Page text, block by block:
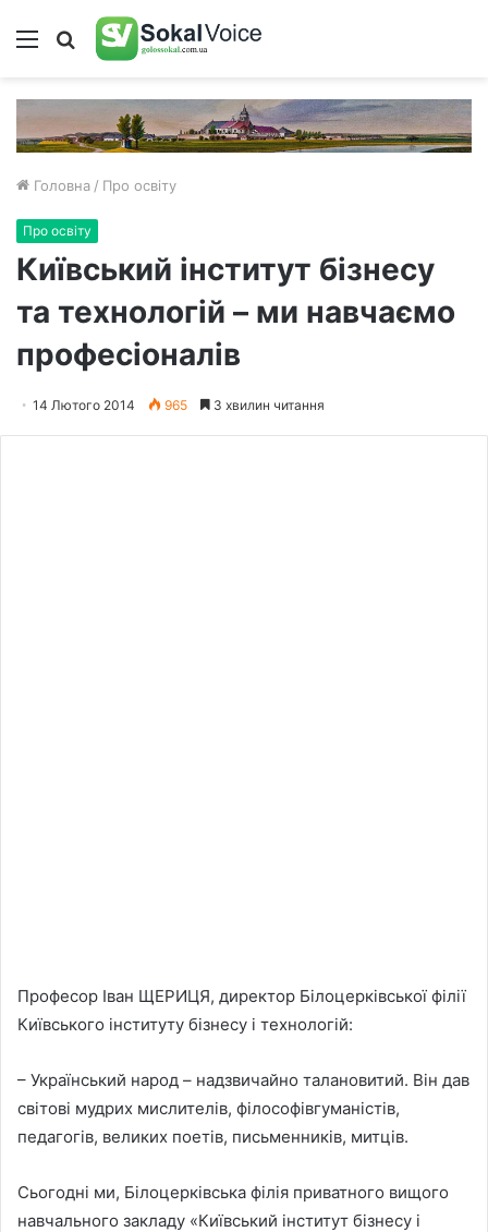
Меню Пошук
Головна / Про освіту
Про освіту
Київський інститут бізнесу
та технологій – ми навчаємо
професіоналів
14 Лютого 2014 965 3 хвилин читання
Професор Іван ЩЕРИЦЯ, директор Білоцерківської філії
Київського інституту бізнесу і технологій:
– Український народ – надзвичайно талановитий. Він дав
світові мудрих мислителів, філософівгуманістів,
педагогів, великих поетів, письменників, митців.
Сьогодні ми, Білоцерківська філія приватного вищого
навчального закладу «Київський інститут бізнесу і